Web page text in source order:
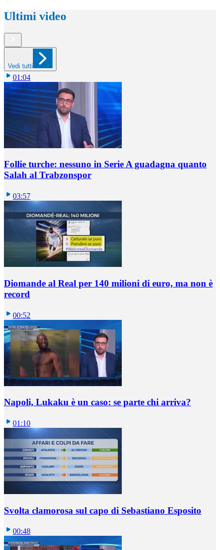
Ultimi video
Vedi tutti
01:04
Follie turche: nessuno in Serie A guadagna quanto
Salah al Trabzonspor
03:57
Diomande al Real per 140 milioni di euro, ma non è
record
00:52
Napoli, Lukaku è un caso: se parte chi arriva?
01:10
Svolta clamorosa sul capo di Sebastiano Esposito
00:48